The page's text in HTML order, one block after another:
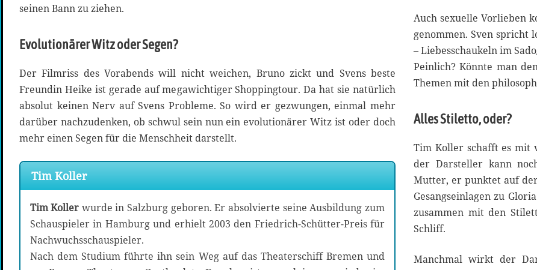
seinen Bann zu ziehen.
Evolutionärer Witz oder Segen?
Der Filmriss des Vorabends will nicht weichen, Bruno zickt und Svens beste
Freundin Heike ist gerade auf megawichtiger Shoppingtour. Da hat sie natürlich
absolut keinen Nerv auf Svens Probleme. So wird er gezwungen, einmal mehr
darüber nachzudenken, ob schwul sein nun ein evolutionärer Witz ist oder doch
mehr einen Segen für die Menschheit darstellt.
Tim Koller
Tim Koller wurde in Salzburg geboren. Er absolvierte seine Ausbildung zum
Schauspieler in Hamburg und erhielt 2003 den Friedrich-Schütter-Preis für
Nachwuchsschauspieler.
Nach dem Studium führte ihn sein Weg auf das Theaterschiff Bremen und
Auch sexuelle Vorlieben
genommen. Sven spricht
– Liebesschaukeln im
Peinlich? Könnte man
Themen mit den
Alles Stiletto, oder?
Tim Koller schafft es mit
der Darsteller kann
Mutter, er punktet auf
Gesangseinlagen zu
zusammen mit den
Schliff.
Manchmal wirkt der